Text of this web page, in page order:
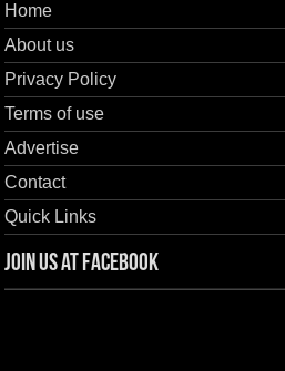
Home
About us
Privacy Policy
Terms of use
Advertise
Contact
Quick Links
Join us at Facebook